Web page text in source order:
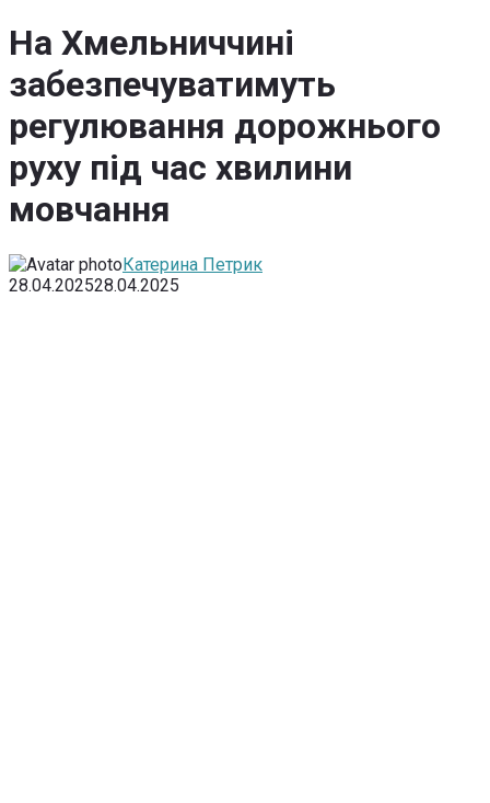
На Хмельниччині
забезпечуватимуть
регулювання дорожнього
руху під час хвилини
мовчання
Катерина Петрик
28.04.202528.04.2025